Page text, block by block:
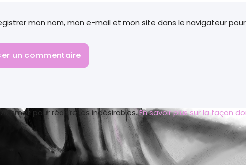
mon nom, mon e-mail et mon site dans le navigateur
pour réduire les indésirables.En savoir plus sur la façon